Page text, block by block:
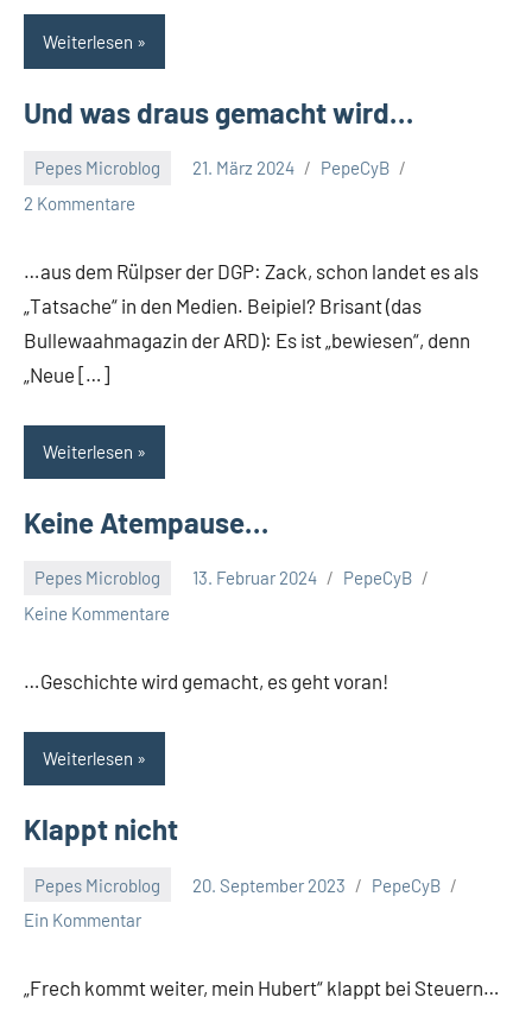
Weiterlesen
Und was draus gemacht wird…
Pepes Microblog 21. März 2024
PepeCyB
2 Kommentare
…aus dem Rülpser der DGP: Zack, schon landet es als
„Tatsache“ in den Medien. Beipiel? Brisant (das
Bullewaahmagazin der ARD): Es ist „bewiesen“, denn
„Neue […]
Weiterlesen
Keine Atempause…
Pepes Microblog 13. Februar 2024
PepeCyB
Keine Kommentare
…Geschichte wird gemacht, es geht voran!
Weiterlesen
Klappt nicht
Pepes Microblog 20. September 2023
PepeCyB
Ein Kommentar
„Frech kommt weiter, mein Hubert“ klappt bei Steuern…